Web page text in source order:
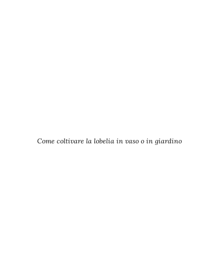
Come coltivare la lobelia in vaso o in giardino